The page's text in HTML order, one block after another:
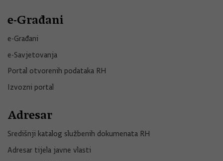
e-Građani
e-Građani
e-Savjetovanja
Portal otvorenih podataka RH
Izvozni portal
Adresar
Središnji katalog službenih dokumenata RH
Adresar tijela javne vlasti